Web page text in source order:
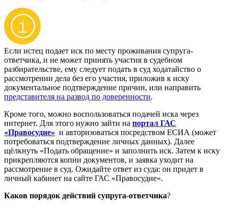
Если истец подает иск по месту проживания супруга-
ответчика, и не может принять участия в судебном
разбирательстве, ему следует подать в суд ходатайство о
рассмотрении дела без его участия, приложив к иску
документальное подтверждение причин, или направить
представителя на развод по доверенности.
Кроме того, можно воспользоваться подачей иска через
интернет. Для этого нужно зайти на портал ГАС
«Правосудие» и авторизоваться посредством ЕСИА (может
потребоваться подтверждение личных данных). Далее
щёлкнуть «Подать обращение» и заполнить иск. Затем к иску
прикрепляются копии документов, и заявка уходит на
рассмотрение в суд. Ожидайте ответ из суда: он придет в
личный кабинет на сайте ГАС «Правосудие».
Каков порядок действий супруга-ответчика?